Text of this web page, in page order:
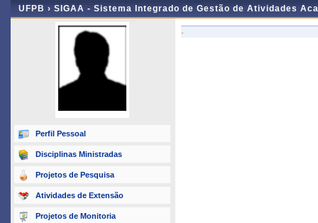
UFPB › SIGAA - Sistema Integrado de Gestão de Atividades
Perfil Pessoal
Disciplinas Ministradas
Projetos de Pesquisa
Atividades de Extensão
Projetos de Monitoria
-